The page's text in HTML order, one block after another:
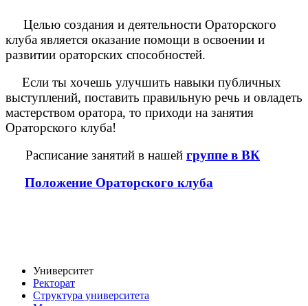
Целью создания и деятельности Ораторского
клуба является оказание помощи в освоении и
развитии ораторских способностей.
Если ты хочешь улучшить навыки публичных
выступлений, поставить правильную речь и овладеть
мастерством оратора, то приходи на занятия
Ораторского клуба!
Расписание занятий в нашей группе в ВК
Положение Ораторского клуба
Университет
Ректорат
Структура университета